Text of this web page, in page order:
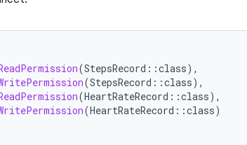
(StepsRecord ::class),
(StepsRecord ::class),
(HeartRateRecord ::class),
(HeartRateRecord ::class)